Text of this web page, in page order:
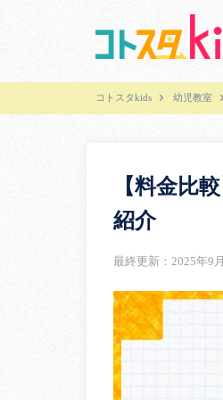
コトスタkids 幼児教室
【料金比
紹介
最終更新：2025年9